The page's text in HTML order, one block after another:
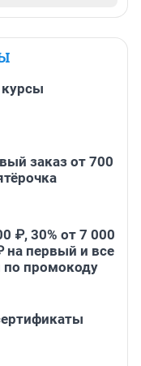
курсы
заказ от 700
₽, 30% от 7 000
на первый и все
по промокоду